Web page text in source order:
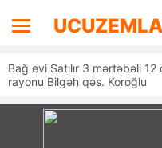
Bağ evi Satılır 3 mərtəbəli
rayonu Bilgəh qəs. Koroğlu